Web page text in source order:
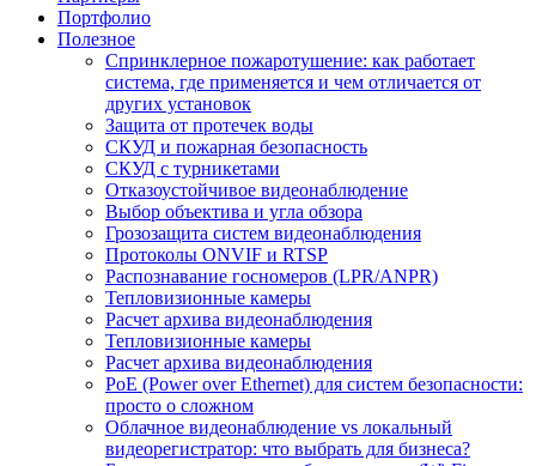
Портфолио
Полезное
Спринклерное пожаротушение: как работает
система, где применяется и чем отличается от
других установок
Защита от протечек воды
СКУД и пожарная безопасность
СКУД с турникетами
Отказоустойчивое видеонаблюдение
Выбор объектива и угла обзора
Грозозащита систем видеонаблюдения
Протоколы ONVIF и RTSP
Распознавание госномеров (LPR/ANPR)
Тепловизионные камеры
Расчет архива видеонаблюдения
Тепловизионные камеры
Расчет архива видеонаблюдения
PoE (Power over Ethernet) для систем безопасности:
просто о сложном
Облачное видеонаблюдение vs локальный
видеорегистратор: что выбрать для бизнеса?